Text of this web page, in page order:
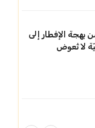
الإفطار إلى
لا تُعوض